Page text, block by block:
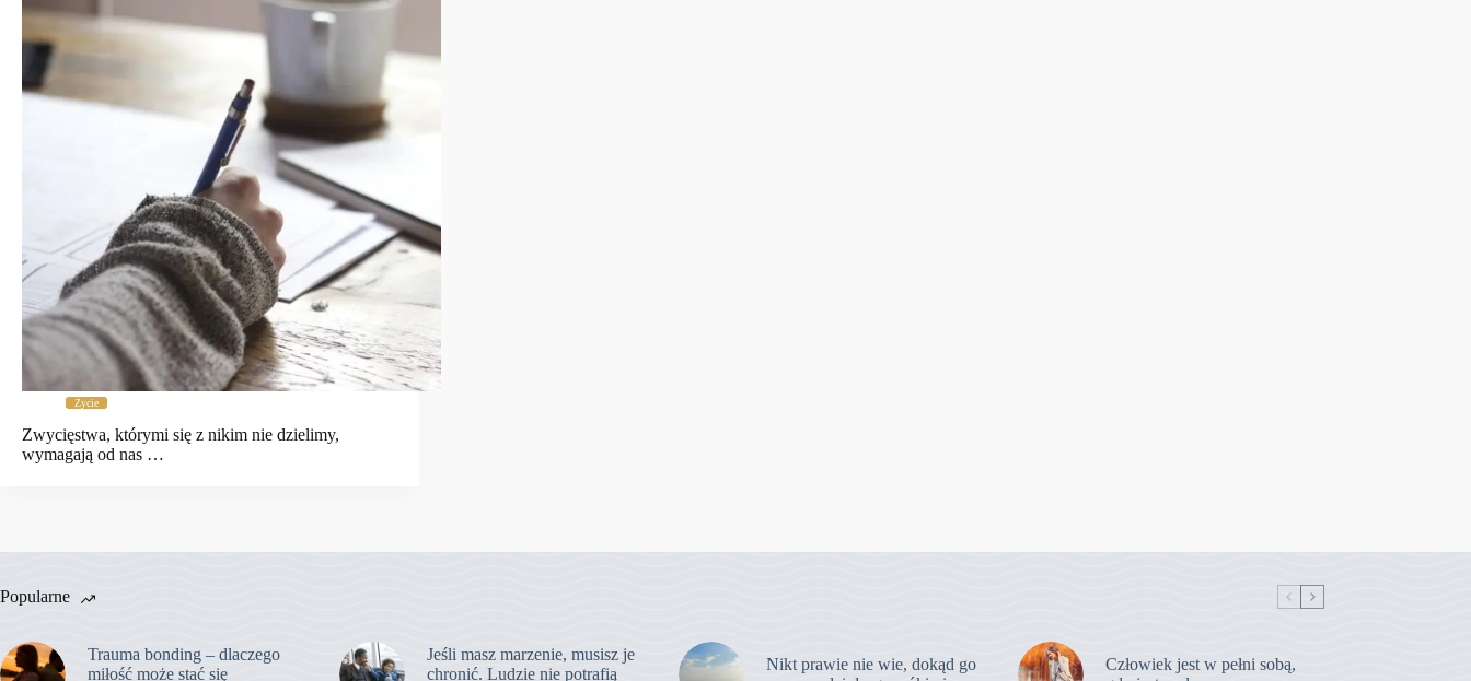
Życie
Zwycięstwa, którymi się z nikim nie dzielimy,
wymagają od nas …
Popularne
Trauma bonding – dlaczego
miłość może stać się
Jeśli masz marzenie, musisz je
chronić. Ludzie nie potrafią
Nikt prawie nie wie, dokąd go
Człowiek jest w pełni sobą,